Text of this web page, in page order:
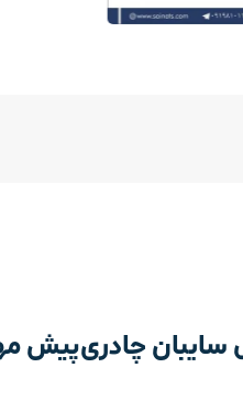
چادری پیش